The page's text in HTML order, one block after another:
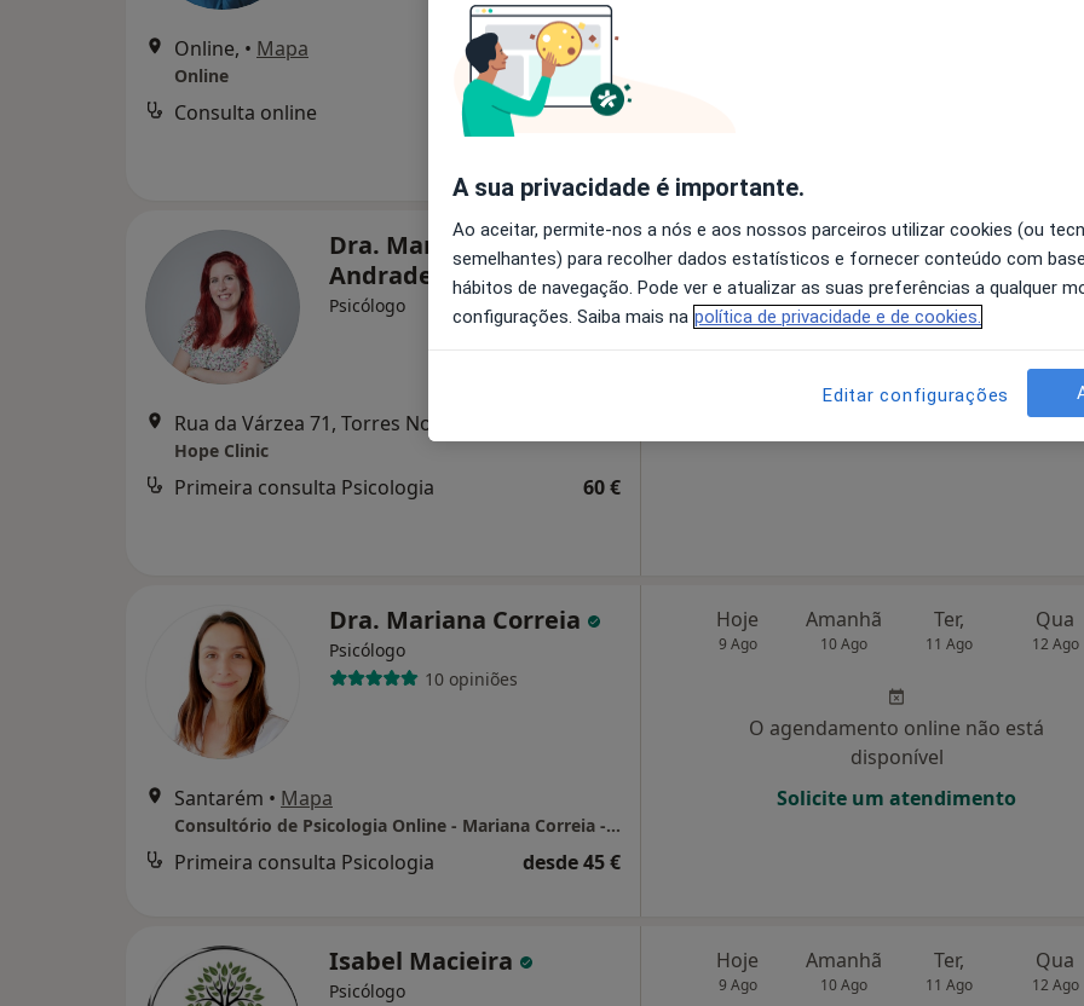
Online, • Mapa
Online
Consulta online 60 €
Dra. Maria João
Andrade
Psicólogo
Rua da Várzea 71, Torres Novas
Hope Clinic
Primeira consulta Psicologia 60 €
Hoje
9 Ago
Amanhã
10 Ago
Ter,
11 Ago
Qua
12 Ago
disponível
Dra. Mariana Correia
Psicólogo
10 opiniões
Santarém • Mapa
Consultório de Psicologia Online - Mariana Correia - Santarém
Primeira consulta Psicologia desde 45 €
Hoje
9 Ago
Amanhã
10 Ago
Ter,
11 Ago
Qua
12 Ago
O agendamento online não está
disponível
Solicite um atendimento
Isabel Macieira
Psicólogo
Hoje
9 Ago
Amanhã
10 Ago
Ter,
11 Ago
Qua
12 Ago
A sua privacidade é importante.
Ao aceitar, permite-nos a nós e aos nossos parceiros utilizar cookies (ou
semelhantes) para recolher dados estatísticos e fornecer conteúdo com
hábitos de navegação. Pode ver e atualizar as suas preferências a qualquer
configurações. Saiba mais na política de privacidade e de cookies.
Editar configurações